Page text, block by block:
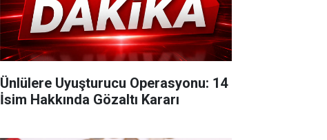
Ünlülere Uyuşturucu Operasyonu: 14
İsim Hakkında Gözaltı Kararı